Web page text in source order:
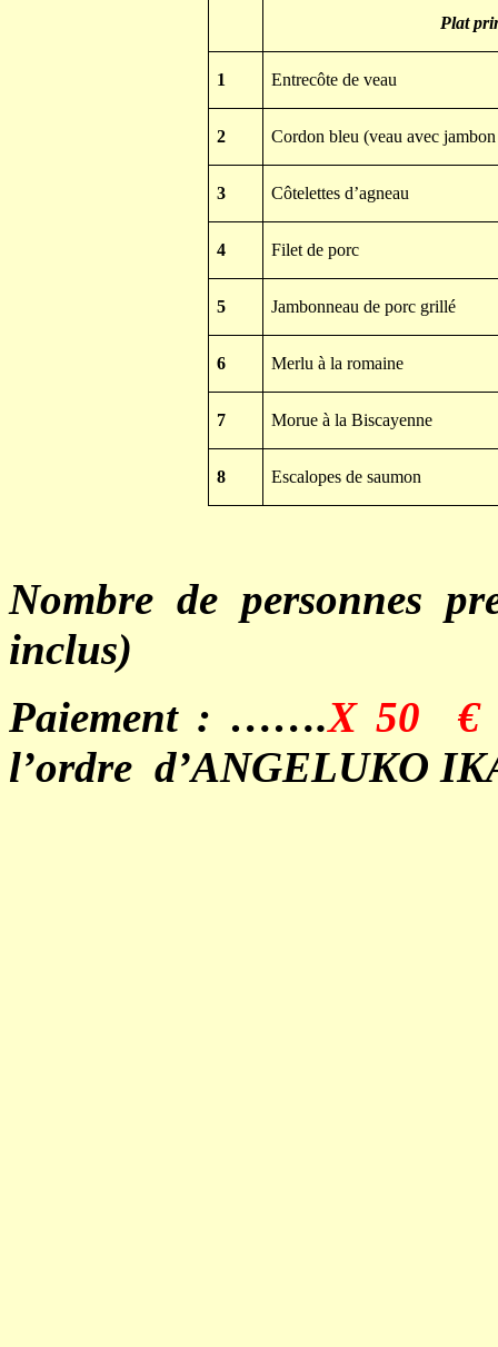
Plat
1 Entrecôte de veau
2 Cordon bleu (veau avec
3 Côtelettes d’agneau
4 Filet de porc
5 Jambonneau de porc grillé
6 Merlu à la romaine
7 Morue à la Biscayenne
8 Escalopes de saumon
Nombre de personnes
inclus)
Paiement : …….X 50 €
l’ordre d’ANGELUKO